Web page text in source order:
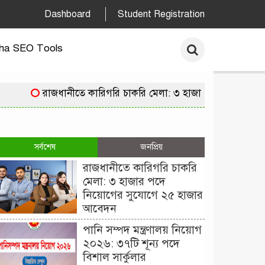
Dashboard Student Registration
SEO Tools
রাজধানীতে কারিগরি চাকরি মেলা: ৩ হাজার পদে
সর্বশেষ জনপ্রিয়
রাজধানীতে কারিগরি চাকরি
মেলা: ৩ হাজার পদে
নিয়োগের সুযোগে ২৫ হাজার
আবেদন
পানি সম্পদ মন্ত্রণালয় নিয়োগ
২০২৬: ৩৭টি শূন্য পদে
বিশাল সার্কুলার